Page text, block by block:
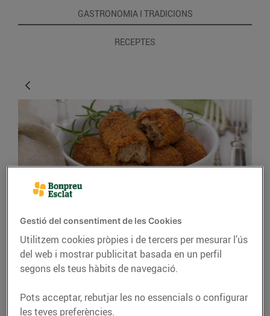
GASTRONOMIA I TRADICIONS
RECEPTES
CONSELLS I HÀBITS SALUDABLES
Idees per aprofitar les
sobres de Nadal
Gestió del consentiment de les Cookies
Utilitzem cookies pròpies i de tercers per mesurar l’ús
del web i mostrar publicitat basada en un perfil
segons els teus hàbits de navegació.
Pots acceptar, rebutjar les no essencials o configurar
les teves preferències.